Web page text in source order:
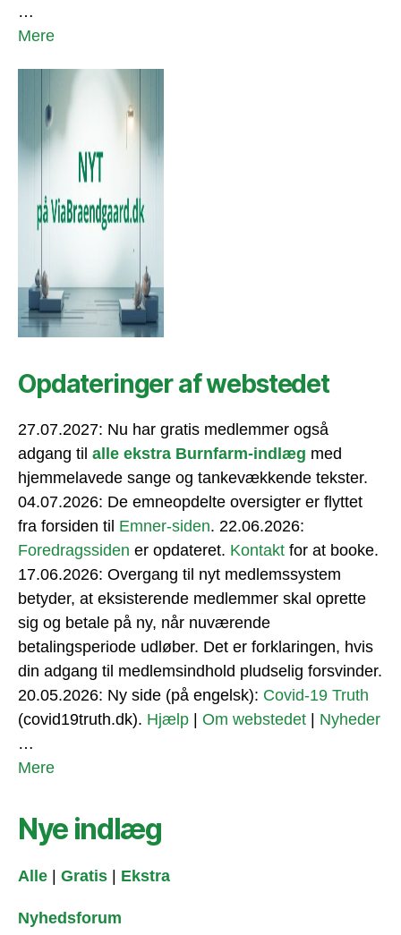
…
Mere
Opdateringer af webstedet
27.07.2027: Nu har gratis medlemmer også
adgang til alle ekstra Burnfarm-indlæg med
hjemmelavede sange og tankevækkende tekster.
04.07.2026: De emneopdelte oversigter er flyttet
fra forsiden til Emner-siden. 22.06.2026:
Foredragssiden er opdateret. Kontakt for at booke.
17.06.2026: Overgang til nyt medlemssystem
betyder, at eksisterende medlemmer skal oprette
sig og betale på ny, når nuværende
betalingsperiode udløber. Det er forklaringen, hvis
din adgang til medlemsindhold pludselig forsvinder.
20.05.2026: Ny side (på engelsk): Covid-19 Truth
(covid19truth.dk). Hjælp | Om webstedet | Nyheder
…
Mere
Nye indlæg
Alle | Gratis | Ekstra
Nyhedsforum